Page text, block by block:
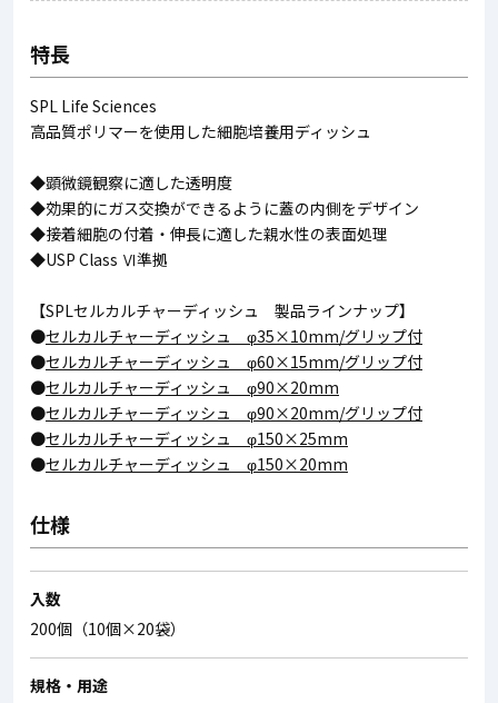
特長
SPL Life Sciences
高品質ポリマーを使用した細胞培養用ディッシュ
◆顕微鏡観察に適した透明度
◆効果的にガス交換ができるように蓋の内側をデザイン
◆接着細胞の付着・伸長に適した親水性の表面処理
◆USP Class Ⅵ準拠
【SPLセルカルチャーディッシュ 製品ラインナップ】
●セルカルチャーディッシュ φ35×10mm/グリップ付
●セルカルチャーディッシュ φ60×15mm/グリップ付
●セルカルチャーディッシュ φ90×20mm
●セルカルチャーディッシュ φ90×20mm/グリップ付
●セルカルチャーディッシュ φ150×25mm
●セルカルチャーディッシュ φ150×20mm
仕様
入数
200個（10個×20袋）
規格・用途